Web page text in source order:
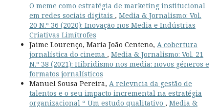
O meme como estratégia de marketing institucional
em redes sociais digitais , Media & Jornalismo: Vol.
20 N.º 36 (2020): Inovação nos Media e Indústrias
Criativas Limítrofes
Jaime Lourenço, Maria João Centeno, A cobertura
jornalística do cinema , Media & Jornalismo: Vol. 21
N.º 38 (2021): Hibridismo nos media: novos géneros e
formatos jornalísticos
Manuel Sousa Pereira, A relevncia da gestão de
talentos e o seu impacto incremental na estratégia
organizacional “ Um estudo qualitativo , Media &